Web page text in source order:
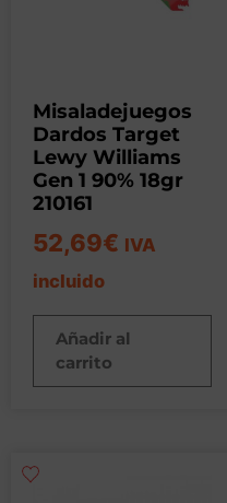
Misaladejuegos
Dardos Target
Lewy Williams
Gen 1 90% 18gr
210161
52,69€ IVA
incluido
Añadir al
carrito